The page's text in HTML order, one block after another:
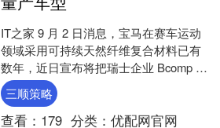
IT之家 9 月 2 日消息，宝马在赛车运动
领域采用可持续天然纤维复合材料已有
数年，近日宣布将把瑞士企业 Bcomp 研
发的亚麻基材料应用于未来量产车型。
测试结....
三顺策略
查看： 179 分类： 优配网官网